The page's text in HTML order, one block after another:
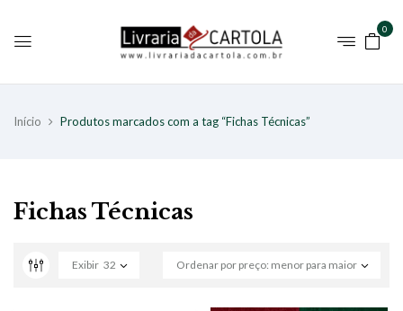
0
Início Produtos marcados com a tag “Fichas Técnicas”
Fichas Técnicas
Ordenar por preço: menor para maior
Exibir 32